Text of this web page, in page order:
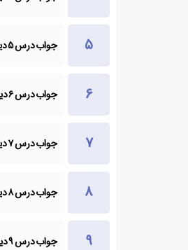
جواب درس ۵ دینی یازدهم انسانی ؛ صفحه ۵۶، ۵۹، ۶۰، ۶۳
جواب درس ۶ دینی یازدهم انسانی ؛ صفحه ۷۱، ۷۶
جواب درس ۷ دینی یازدهم انسانی ؛ صفحه ۸۵، ۸۷، ۸۹، ۹۰
جواب درس ۸ دینی یازدهم انسانی ؛ صفحه ۹۹، ۱۰۲
جواب درس ۹ دینی یازدهم انسانی ؛ صفحه ۱۱۱، ۱۱۲، ۱۱۶، ۱۱۷